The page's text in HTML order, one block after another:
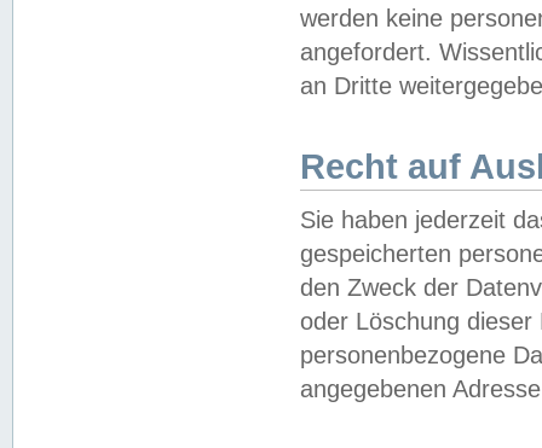
werden keine
angefordert.
an Dritte
Recht auf
Sie haben jederzeit
gespeicherten
den Zweck der
oder Löschung
personenbezogene
angegebenen